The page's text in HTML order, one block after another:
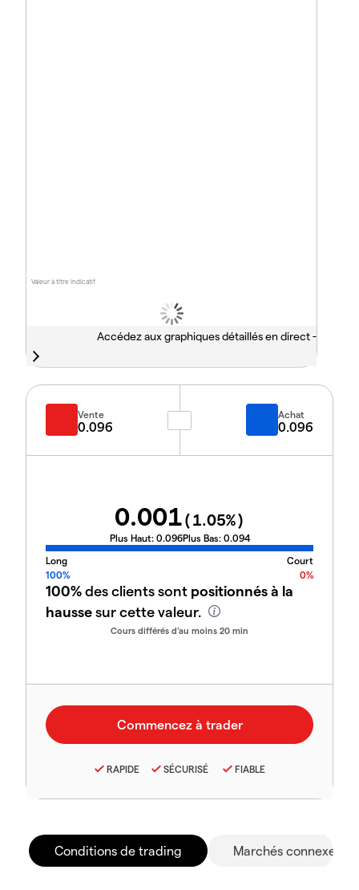
Valeur à titre indicatif
Accédez aux graphiques détaillés en direct -
Vente
0.096
Achat
0.096
0.001(1.05%)
Plus Haut: 0.096Plus Bas: 0.094
Long
Court
100%
0%
100%des clients sont positionnés à la
haussesur cette valeur.
Cours différés d'au moins 20 min
RAPIDE SÉCURISÉ FIABLE
Conditions de trading Marchés connexes